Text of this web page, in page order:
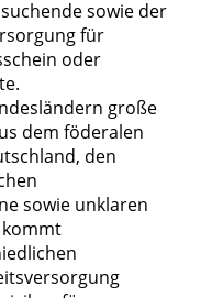
sowie der
für
oder
große
dem föderalen
den
sowie unklaren
kommt